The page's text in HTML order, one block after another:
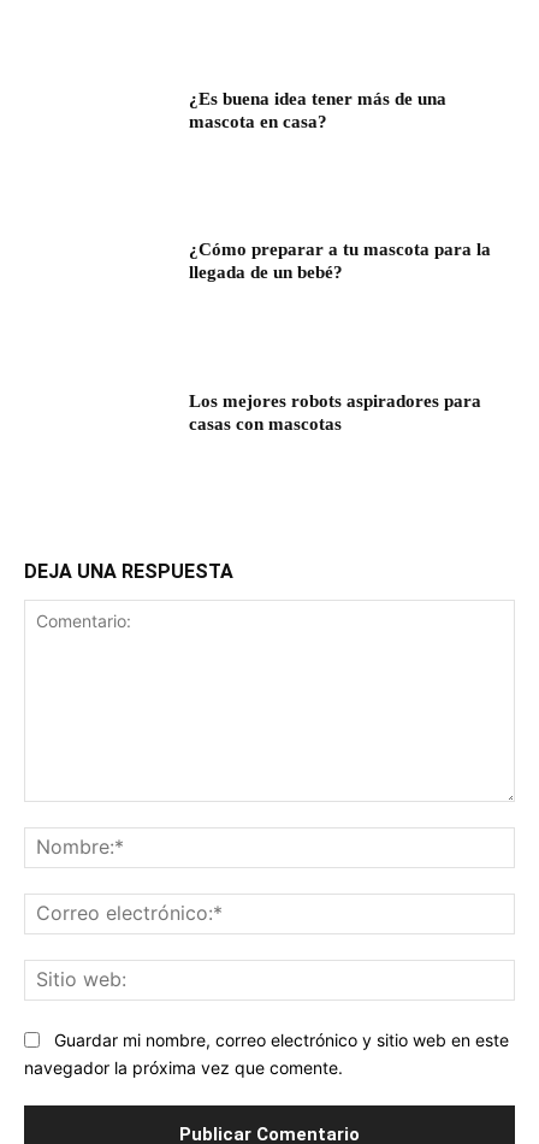
¿Es buena idea tener más de una
mascota en casa?
¿Cómo preparar a tu mascota para la
llegada de un bebé?
Los mejores robots aspiradores para
casas con mascotas
DEJA UNA RESPUESTA
Guardar mi nombre, correo electrónico y sitio web en este
navegador la próxima vez que comente.